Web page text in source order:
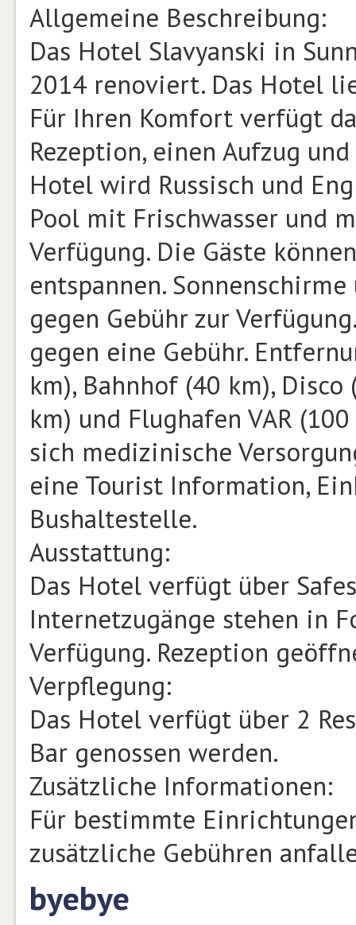
Allgemeine Beschreibung:
Das Hotel Slavyanski in
2014 renoviert. Das Hotel
Für Ihren Komfort verfügt
Rezeption, einen Aufzug
Hotel wird Russisch und
Pool mit Frischwasser und
Verfügung. Die Gäste
entspannen.
gegen Gebühr zur
gegen eine Gebühr.
km), Bahnhof (40 km),
km) und Flughafen VAR
sich medizinische
eine Tourist Information,
Bushaltestelle.
Ausstattung:
Das Hotel verfügt über
Internetzugänge stehen in
Verfügung. Rezeption
Verpflegung:
Das Hotel verfügt über 2
Bar genossen werden.
Zusätzliche Informationen:
Für bestimmte
zusätzliche Gebühren
byebye